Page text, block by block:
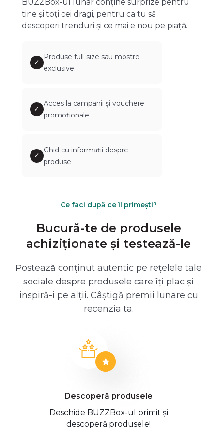
BUZZBox-ul lunar conține surprize pentru
tine și toți cei dragi, pentru ca tu să
descoperi trenduri și ce mai e nou pe piață.
✓
Produse full-size sau mostre
exclusive.
✓
Acces la campanii și vouchere
promoționale.
✓
Ghid cu informații despre
produse.
Ce faci după ce îl primești?
Bucură-te de produsele
achiziționate și testează-le
Postează conținut autentic pe rețelele tale
sociale despre produsele care îți plac și
inspiră-i pe alții. Câștigă premii lunare cu
recenzia ta.
Descoperă produsele
Deschide BUZZBox-ul primit și
descoperă produsele!